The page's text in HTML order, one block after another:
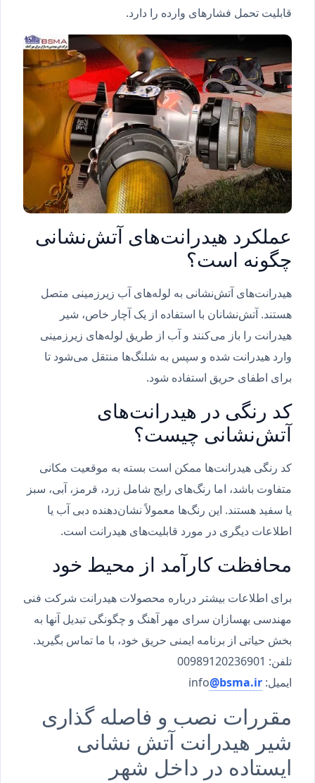
قابلیت تحمل فشارهای وارده را دارد.
عملکرد هیدرانت‌های آتش‌نشانی
چگونه است؟
هیدرانت‌های آتش‌نشانی به لوله‌های آب زیرزمینی متصل
هستند. آتش‌نشانان با استفاده از یک آچار خاص، شیر
هیدرانت را باز می‌کنند و آب از طریق لوله‌های زیرزمینی
وارد هیدرانت شده و سپس به شلنگ‌ها منتقل می‌شود تا
برای اطفای حریق استفاده شود.
کد رنگی در هیدرانت‌های
آتش‌نشانی چیست؟
کد رنگی هیدرانت‌ها ممکن است بسته به موقعیت مکانی
متفاوت باشد، اما رنگ‌های رایج شامل زرد، قرمز، آبی، سبز
یا سفید هستند. این رنگ‌ها معمولاً نشان‌دهنده دبی آب یا
اطلاعات دیگری در مورد قابلیت‌های هیدرانت است.
محافظت کارآمد از محیط خود
برای اطلاعات بیشتر درباره محصولات هیدرانت شرکت فنی
مهندسی بهسازان سرای مهر آهنگ و چگونگی تبدیل آنها به
بخش حیاتی از برنامه ایمنی حریق خود، با ما تماس بگیرید.
تلفن: 00989120236901
ایمیل: info @bsma.ir
مقررات نصب و فاصله گذاری
شیر هیدرانت آتش نشانی
ایستاده در داخل شهر